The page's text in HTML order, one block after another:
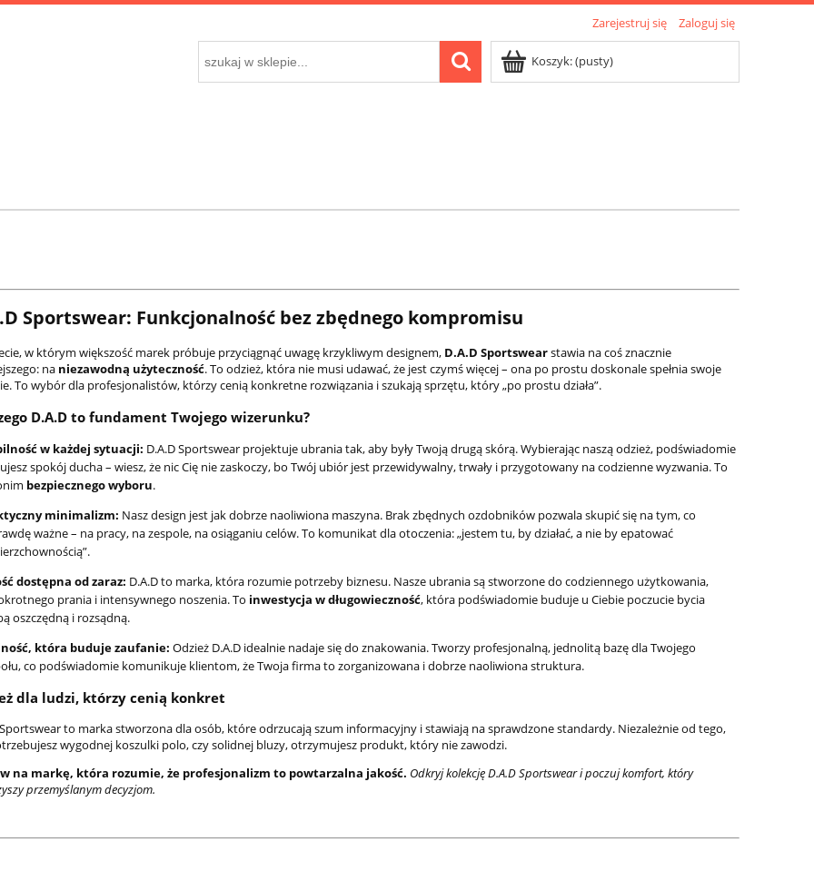
Zarejestruj się Zaloguj się
Koszyk:(pusty)
Sportswear: Funkcjonalność bez zbędnego kompromisu
w którym większość marek próbuje przyciągnąć uwagę krzykliwym designem, D.A.D Sportswearstawia na coś znacznie
na niezawodną użyteczność. To odzież, która nie musi udawać, że jest czymś więcej – ona po prostu doskonale spełnia swoje
To wybór dla profesjonalistów, którzy cenią konkretne rozwiązania i szukają sprzętu, który „po prostu działa”.
D.A.D to fundament Twojego wizerunku?
w każdej sytuacji: D.A.D Sportswear projektuje ubrania tak, aby były Twoją drugą skórą. Wybierając naszą odzież, podświadomie
spokój ducha – wiesz, że nic Cię nie zaskoczy, bo Twój ubiór jest przewidywalny, trwały i przygotowany na codzienne wyzwania. To
bezpiecznego wyboru.
minimalizm: Nasz design jest jak dobrze naoliwiona maszyna. Brak zbędnych ozdobników pozwala skupić się na tym, co
ważne – na pracy, na zespole, na osiąganiu celów. To komunikat dla otoczenia: „jestem tu, by działać, a nie by epatować
dostępna od zaraz: D.A.D to marka, która rozumie potrzeby biznesu. Nasze ubrania są stworzone do codziennego użytkowania,
prania i intensywnego noszenia. To inwestycja w długowieczność, która podświadomie buduje u Ciebie poczucie bycia
oszczędną i rozsądną.
która buduje zaufanie: Odzież D.A.D idealnie nadaje się do znakowania. Tworzy profesjonalną, jednolitą bazę dla Twojego
co podświadomie komunikuje klientom, że Twoja firma to zorganizowana i dobrze naoliwiona struktura.
dla ludzi, którzy cenią konkret
to marka stworzona dla osób, które odrzucają szum informacyjny i stawiają na sprawdzone standardy. Niezależnie od tego,
wygodnej koszulki polo, czy solidnej bluzy, otrzymujesz produkt, który nie zawodzi.
na markę, która rozumie, że profesjonalizm to powtarzalna jakość. Odkryj kolekcję D.A.D Sportswear i poczuj komfort, który
przemyślanym decyzjom.